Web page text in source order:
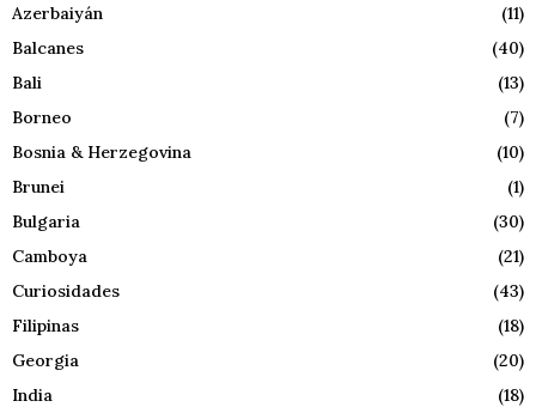
Azerbaiyán
(11)
Balcanes
(40)
Bali
(13)
Borneo
(7)
Bosnia & Herzegovina
(10)
Brunei
(1)
Bulgaria
(30)
Camboya
(21)
Curiosidades
(43)
Filipinas
(18)
Georgia
(20)
India
(18)